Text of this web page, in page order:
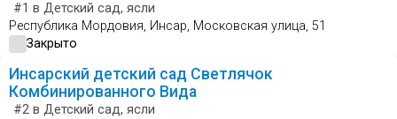
#1 в Детский сад, ясли
Республика Мордовия, Инсар, Московская улица, 51
Закрыто
Инсарский детский сад Светлячок
Комбинированного Вида
#2 в Детский сад, ясли